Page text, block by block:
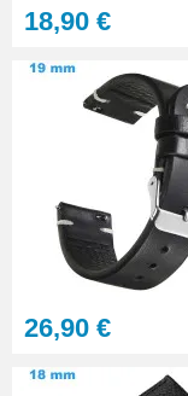
18,90 €
26,90 €